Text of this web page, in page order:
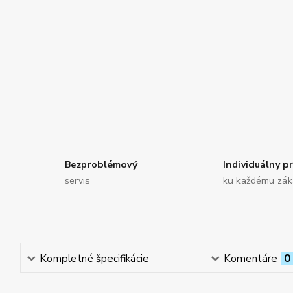
Bezproblémový
servis
Individuálny
ku každému
Kompletné špecifikácie Komentáre 0